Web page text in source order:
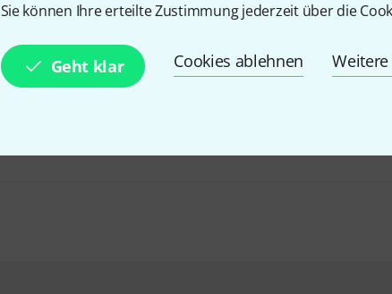
Sie können Ihre erteilte Zustimmung jederzeit über die
Geht klar Cookies ablehnen
Fun Generation LED BARbara 24 Bundle
349 €